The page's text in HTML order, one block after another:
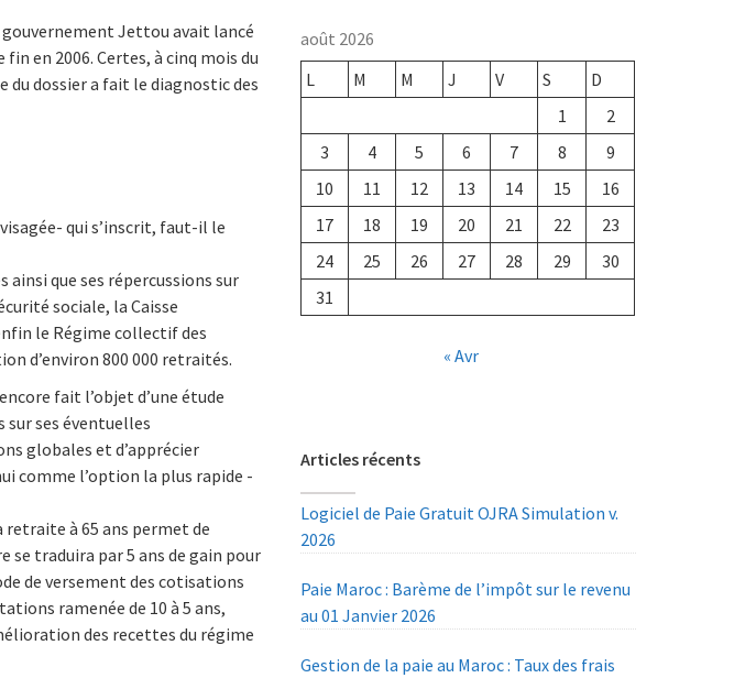
gouvernement Jettou avait lancé
en 2006. Certes, à cinq mois du
du dossier a fait le diagnostic des
qui s’inscrit, faut-il le
ainsi que ses répercussions sur
sociale, la Caisse
le Régime collectif des
d’environ 800 000 retraités.
fait l’objet d’une étude
ses éventuelles
globales et d’apprécier
comme l’option la plus rapide -
retraite à 65 ans permet de
se traduira par 5 ans de gain pour
de versement des cotisations
ramenée de 10 à 5 ans,
des recettes du régime
août 2026
L
M M J V S
D
1
2
3
4 5 6 7 8
9
10
11 12 13 14 15
16
17
18 19 20 21 22
23
24
25 26 27 28 29
30
31
« Avr
Articles récents
Logiciel de Paie Gratuit OJRA Simulation v.
2026
Paie Maroc : Barème de l’impôt sur le revenu
au 01 Janvier 2026
Gestion de la paie au Maroc : Taux des frais